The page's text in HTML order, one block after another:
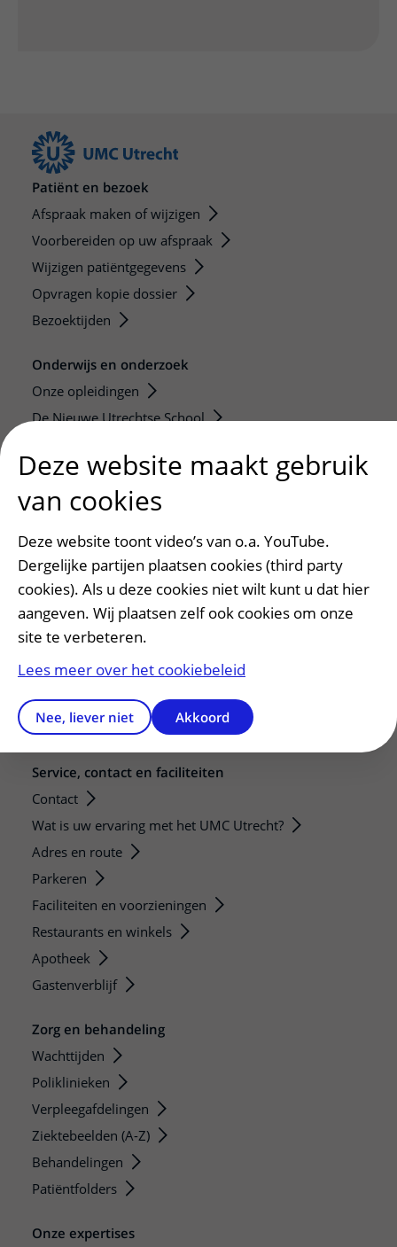
Patiënt en bezoek
Afspraak maken of wijzigen
Voorbereiden op uw afspraak
Wijzigen patiëntgegevens
Opvragen kopie dossier
Bezoektijden
Onderwijs en onderzoek
Onze opleidingen
De Nieuwe Utrechtse School
Research
Strategic programs
Researchers
Research technologies
Verwijzers
Mijn patiënt verwijzen
Teleconsult aanvragen
Diagnostiek aanvragen
Zorgverlenersportaal
Service, contact en faciliteiten
Contact
Wat is uw ervaring met het UMC Utrecht?
Adres en route
Parkeren
Faciliteiten en voorzieningen
Restaurants en winkels
Apotheek
Gastenverblijf
Zorg en behandeling
Wachttijden
Poliklinieken
Verpleegafdelingen
Ziektebeelden (A-Z)
Behandelingen
Patiëntfolders
Onze expertises
Deze website maakt gebruik
van cookies
Deze website toont video’s van o.a. YouTube.
Dergelijke partijen plaatsen cookies (third party
cookies). Als u deze cookies niet wilt kunt u dat hier
aangeven. Wij plaatsen zelf ook cookies om onze
site te verbeteren.
Lees meer over het cookiebeleid
Nee, liever niet Akkoord